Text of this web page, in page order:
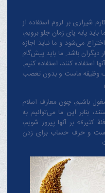
شیرازی بر لزوم استفاده از
پابه پای زمان جلو برویم،
می‌شود و ما نباید اجازه
دیگران باشد. ما باید پیش‌گام
استفاده کنند، استفاده کنیم.
یک وظیفه ماست و بدون تعصب
باشیم، چون معارف اسلام
بنابر این ما می‌توانیم به
بر آنها پیروز شویم،
و حرف حساب برای زدن